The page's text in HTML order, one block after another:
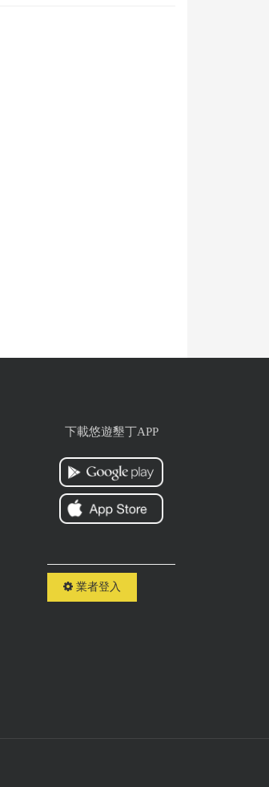
下載悠遊墾丁APP
業者登入